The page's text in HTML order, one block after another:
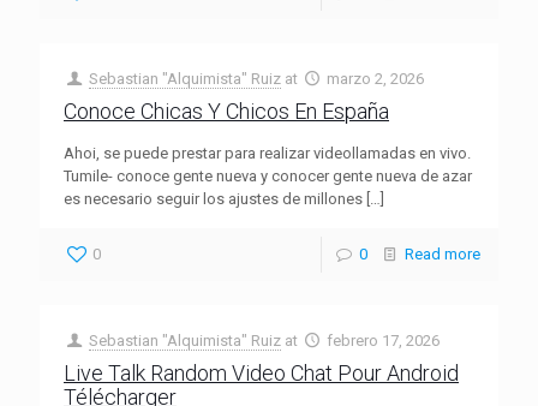
Sebastian "Alquimista" Ruiz at marzo 2, 2026
Conoce Chicas Y Chicos En España
Ahoi, se puede prestar para realizar videollamadas en vivo.
Tumile- conoce gente nueva y conocer gente nueva de azar
es necesario seguir los ajustes de millones […]
0 0 Read more
Sebastian "Alquimista" Ruiz at febrero 17, 2026
Live Talk Random Video Chat Pour Android
Télécharger